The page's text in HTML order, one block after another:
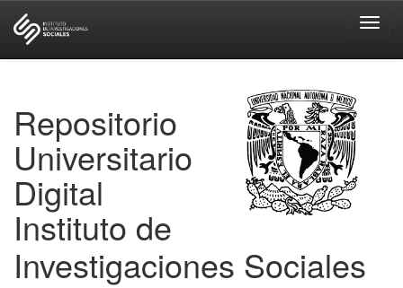
Repositorio
Universitario
Digital
Instituto de
Investigaciones Sociales